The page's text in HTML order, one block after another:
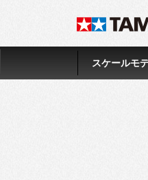
スケールモ